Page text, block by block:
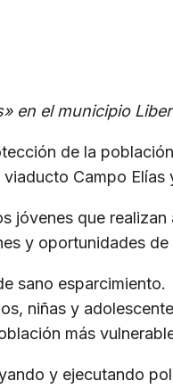
en el municipio
de la
Campo
jóvenes que
y oportunidades
sano esparcimiento.
niñas y
más
y ejecutando